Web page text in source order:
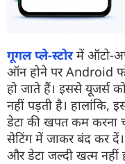
गूगल प्ले-स्टोरमें ऑटो-
ऑन होने पर Android
हो जाते हैं। इससे यूजर्स
नहीं पड़ती है। हालांकि,
डेटा की खपत कम करना
सेटिंग में जाकर बंद कर
और डेटा जल्दी खत्म नहीं